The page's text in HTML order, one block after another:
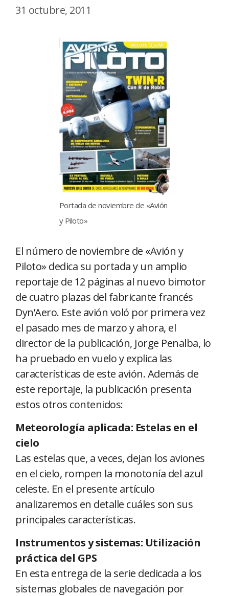
31 octubre, 2011
Portada de noviembre de «Avión
y Piloto»
El número de noviembre de «Avión y
Piloto» dedica su portada y un amplio
reportaje de 12 páginas al nuevo bimotor
de cuatro plazas del fabricante francés
Dyn’Aero. Este avión voló por primera vez
el pasado mes de marzo y ahora, el
director de la publicación, Jorge Penalba, lo
ha pruebado en vuelo y explica las
características de este avión. Además de
este reportaje, la publicación presenta
estos otros contenidos:
Meteorología aplicada: Estelas en el
cielo
Las estelas que, a veces, dejan los aviones
en el cielo, rompen la monotonía del azul
celeste. En el presente artículo
analizaremos en detalle cuáles son sus
principales características.
Instrumentos y sistemas: Utilización
práctica del GPS
En esta entrega de la serie dedicada a los
sistemas globales de navegación por